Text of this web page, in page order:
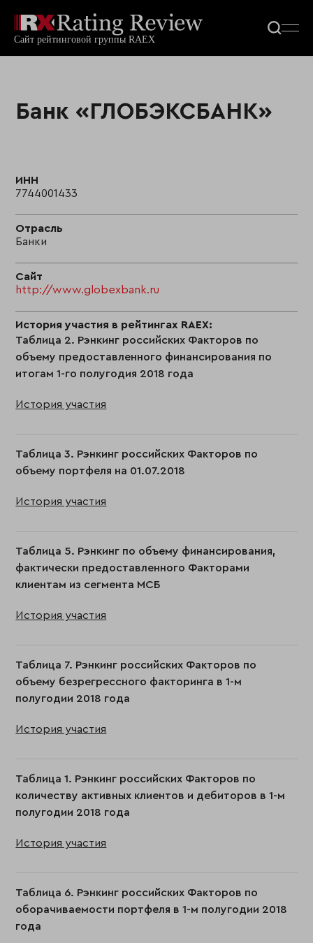
Банк «ГЛОБЭКСБАНК»
ИНН
7744001433
Отрасль
Банки
Сайт
http://www.globexbank.ru
История участия в рейтингах RAEX:
Таблица 2. Рэнкинг российских Факторов по
объему предоставленного финансирования по
итогам 1-го полугодия 2018 года
История участия
Таблица 3. Рэнкинг российских Факторов по
объему портфеля на 01.07.2018
История участия
Таблица 5. Рэнкинг по объему финансирования,
фактически предоставленного Факторами
клиентам из сегмента МСБ
История участия
Таблица 7. Рэнкинг российских Факторов по
объему безрегрессного факторинга в 1-м
полугодии 2018 года
История участия
Таблица 1. Рэнкинг российских Факторов по
количеству активных клиентов и дебиторов в 1-м
полугодии 2018 года
История участия
Таблица 6. Рэнкинг российских Факторов по
оборачиваемости портфеля в 1-м полугодии 2018
года